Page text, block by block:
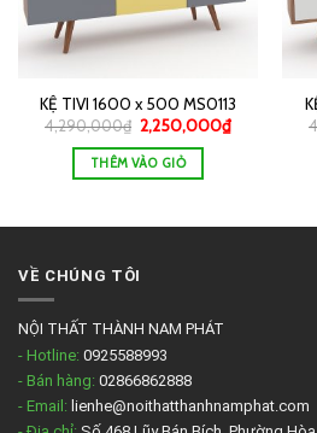
KỆ TIVI 1600 x 500 MS0113
4,290,000₫ 2,250,000₫
THÊM VÀO GIỎ
VỀ CHÚNG TÔI
NỘI THẤT THÀNH NAM PHÁT
- Hotline: 0925588993
- Bán hàng: 02866862888
- Email: lienhe@noithatthanhnamphat.com